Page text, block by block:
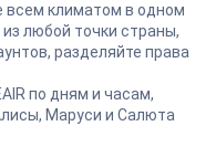
всем климатом в одном
любой точки страны,
разделяйте права
по дням и часам,
Маруси и Салюта